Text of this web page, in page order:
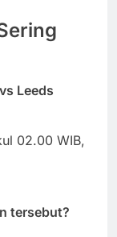
Leeds
02.00 WIB,
tersebut?